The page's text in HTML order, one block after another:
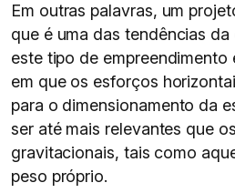
Em outras palavras, um
que é uma das tendências
este tipo de empreendimento
em que os esforços
para o dimensionamento da
ser até mais relevantes que
gravitacionais, tais como
peso próprio.